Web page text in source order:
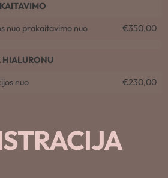
nuo prakaitavimo nuo €350,00
HIALURONU
nuo €230,00